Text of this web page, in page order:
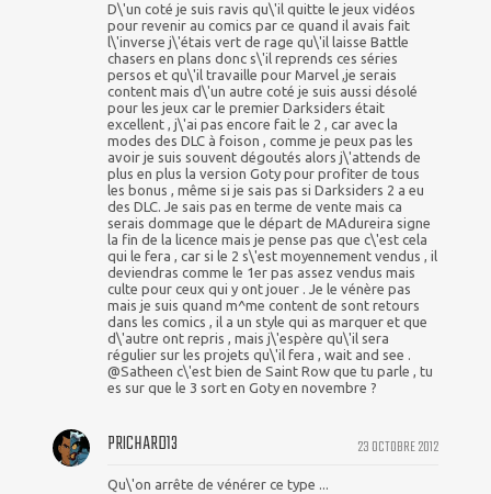
D\'un coté je suis ravis qu\'il quitte le jeux vidéos
pour revenir au comics par ce quand il avais fait
l\'inverse j\'étais vert de rage qu\'il laisse Battle
chasers en plans donc s\'il reprends ces séries
persos et qu\'il travaille pour Marvel ,je serais
content mais d\'un autre coté je suis aussi désolé
pour les jeux car le premier Darksiders était
excellent , j\'ai pas encore fait le 2 , car avec la
modes des DLC à foison , comme je peux pas les
avoir je suis souvent dégoutés alors j\'attends de
plus en plus la version Goty pour profiter de tous
les bonus , même si je sais pas si Darksiders 2 a eu
des DLC. Je sais pas en terme de vente mais ca
serais dommage que le départ de MAdureira signe
la fin de la licence mais je pense pas que c\'est cela
qui le fera , car si le 2 s\'est moyennement vendus , il
deviendras comme le 1er pas assez vendus mais
culte pour ceux qui y ont jouer . Je le vénère pas
mais je suis quand m^me content de sont retours
dans les comics , il a un style qui as marquer et que
d\'autre ont repris , mais j\'espère qu\'il sera
régulier sur les projets qu\'il fera , wait and see .
@Satheen c\'est bien de Saint Row que tu parle , tu
es sur que le 3 sort en Goty en novembre ?
23 OCTOBRE 2012
PRICHARD13
Qu\'on arrête de vénérer ce type ...